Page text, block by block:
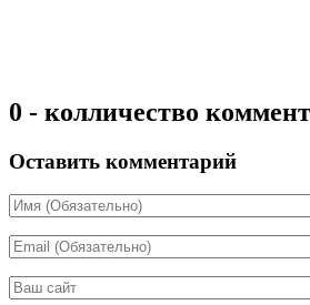
0 - колличество
Оставить комментарий